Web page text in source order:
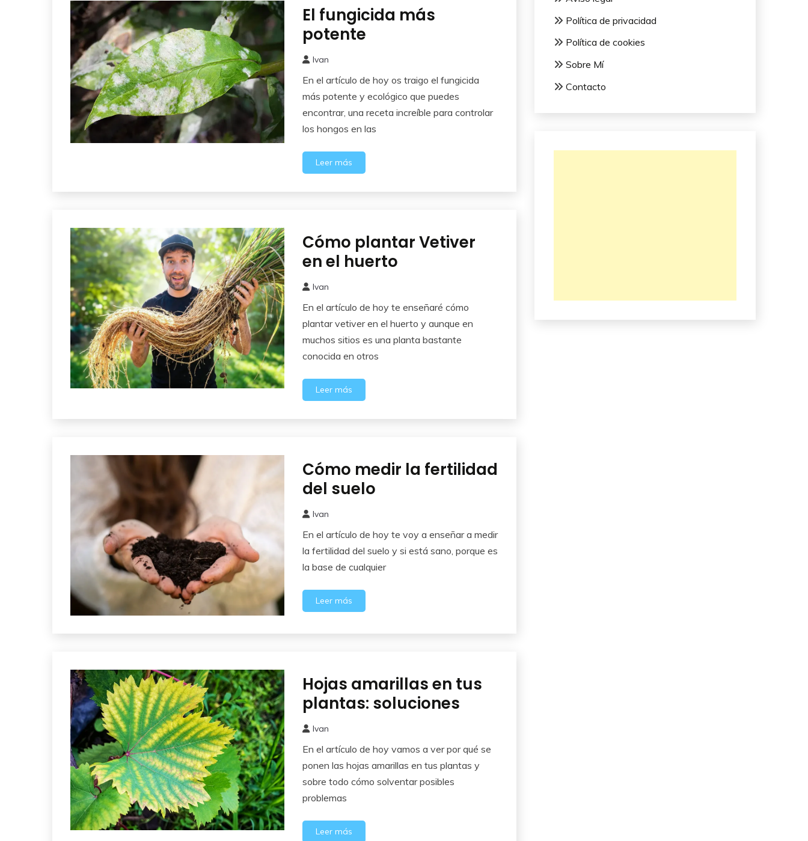
Abonos y
El fungicida más
potente
mayo,
2026
Ivan
En el artículo de hoy os traigo el fungicida
más potente y ecológico que puedes
encontrar, una receta increíble para controlar
los hongos en las
Leer más
Como
Sembrar
o
Cómo plantar Vetiver
en el huerto
mayo,
2026
Ivan
En el artículo de hoy te enseñaré cómo
plantar vetiver en el huerto y aunque en
muchos sitios es una planta bastante
conocida en otros
Leer más
Experimentos
Cómo medir la fertilidad
del suelo
mayo,
2026
Ivan
En el artículo de hoy te voy a enseñar a medir
la fertilidad del suelo y si está sano, porque es
la base de cualquier
Leer más
Abonos y
Remedios
Hojas amarillas en tus
plantas: soluciones
abril,
2026
Ivan
En el artículo de hoy vamos a ver por qué se
ponen las hojas amarillas en tus plantas y
sobre todo cómo solventar posibles
problemas
Leer más
Política de privacidad
Política de cookies
Sobre Mí
Contacto